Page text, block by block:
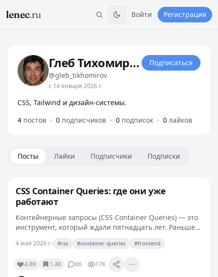
lenec.ru Войти Регистрация
Глеб Тихомиров
@gleb_tikhomirov
с 14 января 2026 г.
Подписаться
CSS, Tailwind и дизайн-системы.
4 постов · 0 подписчиков · 0 подписок · 0 лайков
Посты Лайки Подписчики Подписки
CSS Container Queries: где они уже
работают
Контейнерные запросы (CSS Container Queries) — это
инструмент, который ждали пятнадцать лет. Раньше
адаптивная вёрстка строилась только на ширине
viewport, и компонент в боковой панели и в
4 мая 2026 г.· #css #container-queries #frontend
4.8K 1.4K 86 17K